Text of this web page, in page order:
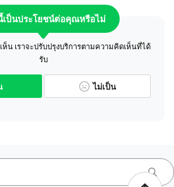
เป็นประโยชน์ต่อคุณหรือไม่
น เราจะปรับปรุงบริการตามความคิดเห็นที่ได้
รับ
ไม่เป็น